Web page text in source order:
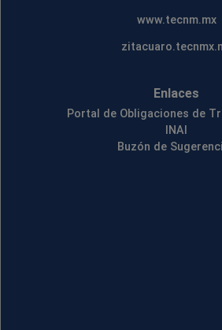
www.tecnm.mx
Enlaces
Portal de Obligaciones de
INAI
Buzón de